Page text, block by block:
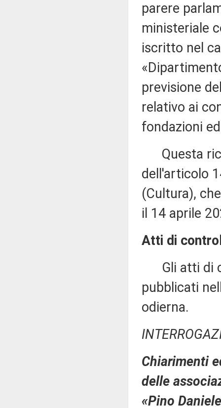
parere
ministeriale
iscritto nel
previsione
relativo ai
fondazioni
Questa
dell'articolo
(Cultura),
il 14 aprile
Atti di
Gli atti di
pubblicati
odierna.
Chiarimenti
delle
«Pino